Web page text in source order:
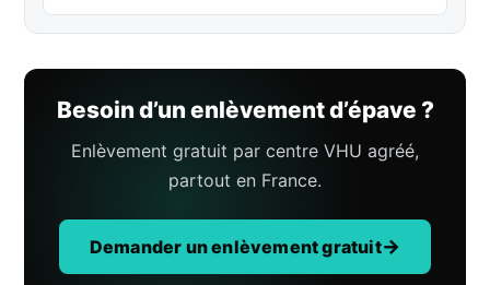
Besoin d’un enlèvement d’épave ?
Enlèvement gratuit par centre VHU agréé,
partout en France.
Demander un enlèvement gratuit